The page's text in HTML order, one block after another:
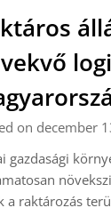
on december
gazdasági
a raktározás